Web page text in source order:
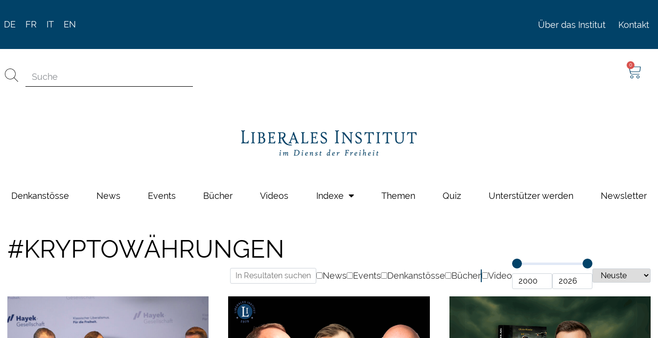
DE FR IT EN Über das Institut Kontakt
0
Denkanstösse News Events Bücher Videos Indexe Themen Quiz Unterstützer werden Newsletter
#KRYPTOWÄHRUNGEN
News Events Denkanstösse Bücher Video